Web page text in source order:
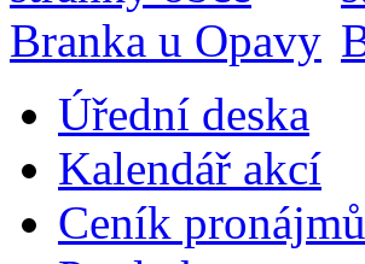
Úřední deska
Kalendář akcí
Ceník pronájmů